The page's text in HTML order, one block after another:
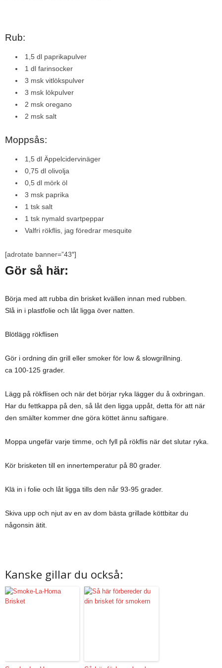
Rub:
1,5 dl paprikapulver
1 dl farinsocker
3 msk vitlökspulver
3 msk lökpulver
2 msk oregano
2 msk salt
Moppsås:
1,5 dl Äppelcidervinäger
0,75 dl olivolja
0,5 dl mörk öl
3 msk paprika
1 tsk salt
1 tsk nymald svartpeppar
Valfri rökflis, jag föredrar mesquite
[adrotate banner=”43″]
Gör så här:
Börja med att rubba din brisket kvällen innan med rubben.
Slå in i plastfolie och låt ligga över natten.
Blötlägg rökflisen
Gör i ordning din grill eller smoker för low & slowgrillning.
ca 100-125 grader.
Lägg på rökflisen och när det börjar ryka lägger du å oxbringan.
Har du fettkappa på den, så låt den ligga uppåt, detta för att när
den smälter kommer dne göra köttet ännu saftigare.
Moppa ungefär varje timme, och fyll på rökflis när det slutar ryka.
Kör brisketen till en innertemperatur på 80 grader.
Klä in i folie och låt ligga tills den når 93-95 grader.
Skiva upp och njut av en av dom bästa grillade köttbitar du
någonsin ätit.
Kanske gillar du också: